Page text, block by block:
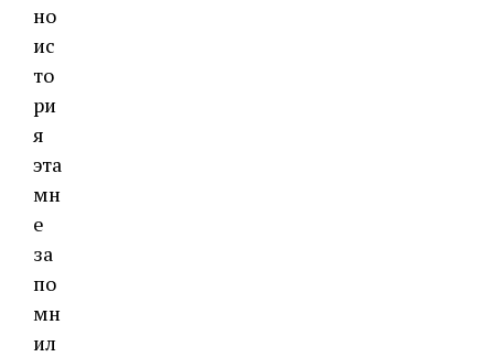
но
ис
то
ри
я
эта
мн
е
за
по
мн
ил